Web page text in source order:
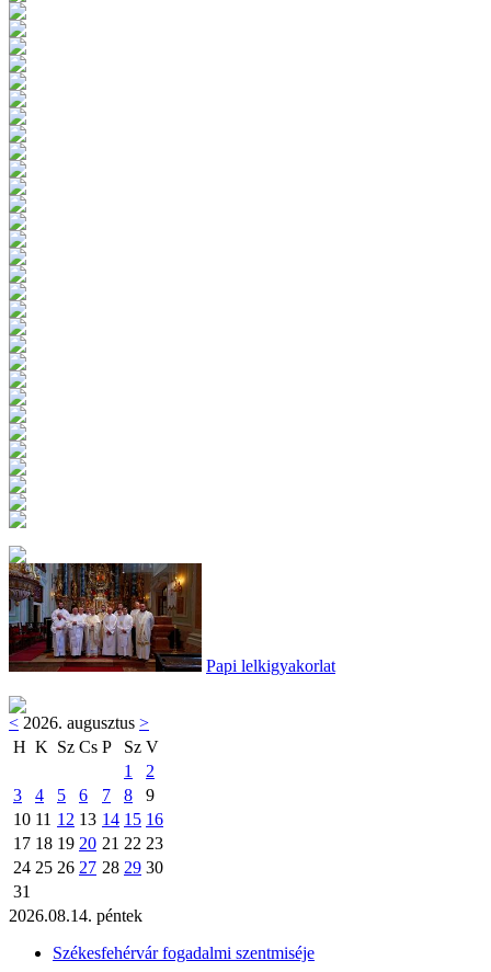
Papi lelkigyakorlat
< 2026. augusztus >
H K Sz Cs P Sz V
1
2
3
4 5 6 7 8
9
10 11 12 13 14 15 16
17 18 19 20 21 22 23
24 25 26 27 28 29 30
31
2026.08.14. péntek
Székesfehérvár fogadalmi szentmiséje